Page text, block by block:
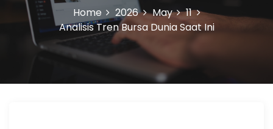
Home 2026 May
11
Analisis Tren Bursa Dunia Saat Ini